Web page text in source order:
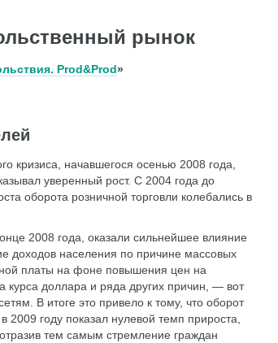
рынок
Prod&Prod»
кризиса, начавшегося осенью 2008 года,
уверенный рост. С 2004 года до
оборота розничной торговли колебались в
2008 года, оказали сильнейшее влияние
доходов населения по причине массовых
платы на фоне повышения цен на
курса доллара и ряда других причин, — вот
В итоге это привело к тому, что оборот
2009 году показал нулевой темп прироста,
тем самым стремление граждан